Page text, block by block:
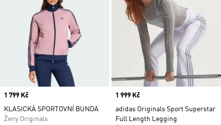
Price
1 799 Kč
KLASICKÁ SPORTOVNÍ BUNDA
Ženy Originals
Price
1 999 Kč
adidas Originals Sport Superstar
Full Length Legging